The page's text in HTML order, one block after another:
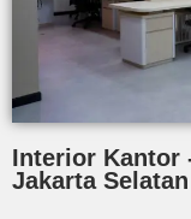
Interior Kantor
Jakarta Selatan